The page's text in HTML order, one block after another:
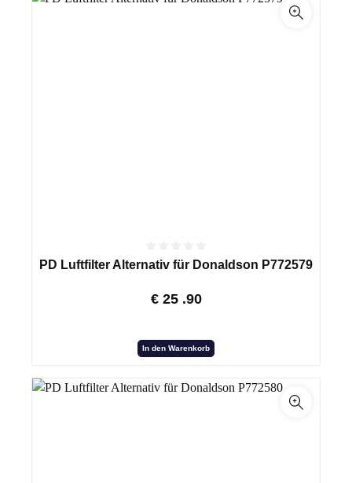
PD Luftfilter Alternativ für Donaldson P772579
€ 25 .90
In den Warenkorb